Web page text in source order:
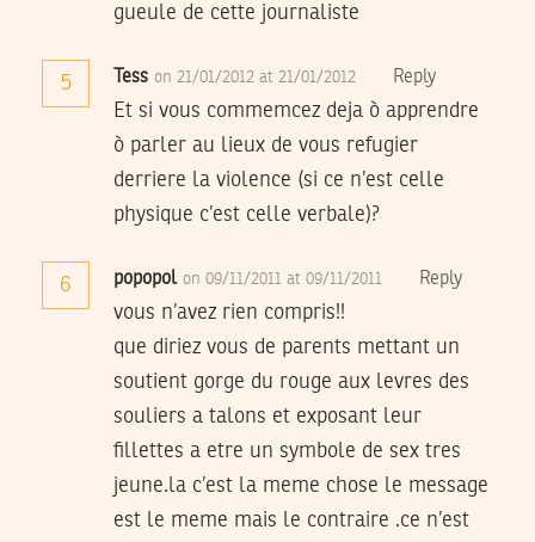
gueule de cette journaliste
5 Tess on 21/01/2012 at 21/01/2012 Reply
Et si vous commemcez deja ò apprendre
ò parler au lieux de vous refugier
derriere la violence (si ce n’est celle
physique c’est celle verbale)?
6 popopol on 09/11/2011 at 09/11/2011 Reply
vous n’avez rien compris!!
que diriez vous de parents mettant un
soutient gorge du rouge aux levres des
souliers a talons et exposant leur
fillettes a etre un symbole de sex tres
jeune.la c’est la meme chose le message
est le meme mais le contraire .ce n’est